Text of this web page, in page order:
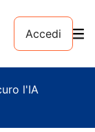
Accedi
l'IA